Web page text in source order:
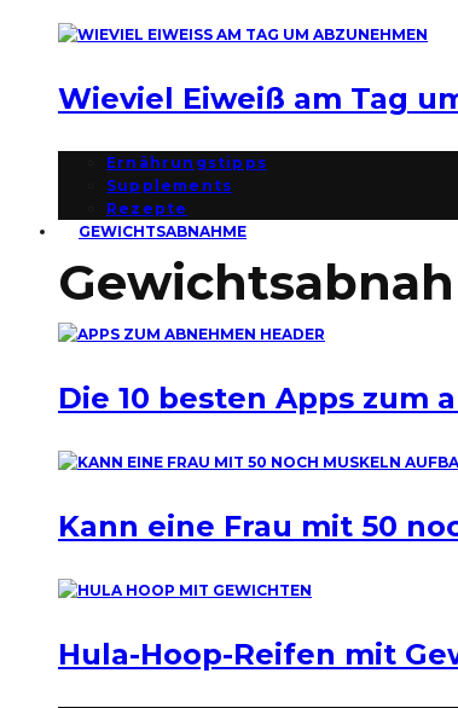
Wieviel Eiweiß am Tag
Ernährungstipps
Supplements
Rezepte
GEWICHTSABNAHME
Die 10 besten Apps zum
Kann eine Frau mit 50
Hula-Hoop-Reifen mit